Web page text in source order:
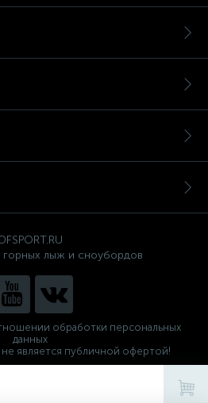
DFSPORT.RU
горных лыж и сноубордов
обработки персональных
данных
является публичной офертой!